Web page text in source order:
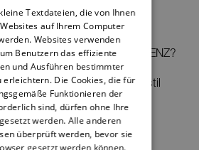
empfiehlt freistil?
Wohnen für freistil ROLF BENZ?
die Herstellergarantie von freistil
?
FRENCH
DUTCH
Textdateien, die von Ihnen
auf Ihrem Computer
Websites verwenden
Benutzern das effiziente
und Ausführen bestimmter
erleichtern. Die Cookies, die für
Funktionieren der
sind, dürfen ohne Ihre
werden. Alle anderen
überprüft werden, bevor sie
gesetzt werden können.